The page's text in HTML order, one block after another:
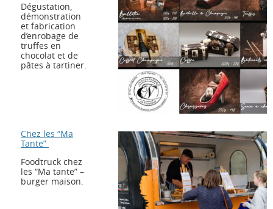
Dégustation,
démonstration
et fabrication
d’enrobage de
truffes en
chocolat et de
pâtes à tartiner.
Chez les “Ma
Tante”
Foodtruck chez
les “Ma tante” –
burger maison.